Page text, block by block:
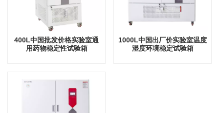
400L中国批发价格实验室通
用药物稳定性试验箱
1000L中国出厂价实验室温度
湿度环境稳定试验箱